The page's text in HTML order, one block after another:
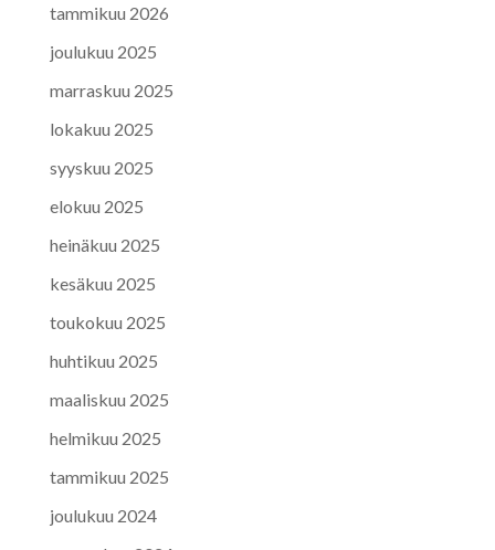
tammikuu 2026
joulukuu 2025
marraskuu 2025
lokakuu 2025
syyskuu 2025
elokuu 2025
heinäkuu 2025
kesäkuu 2025
toukokuu 2025
huhtikuu 2025
maaliskuu 2025
helmikuu 2025
tammikuu 2025
joulukuu 2024